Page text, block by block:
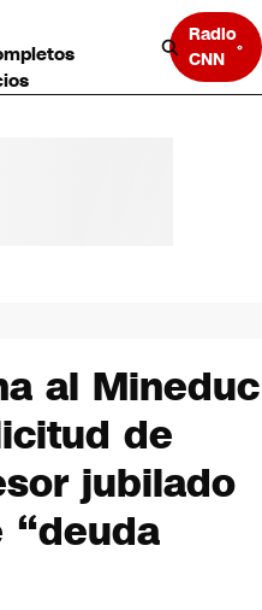
Radio
CNN
al Mineduc
de
jubilado